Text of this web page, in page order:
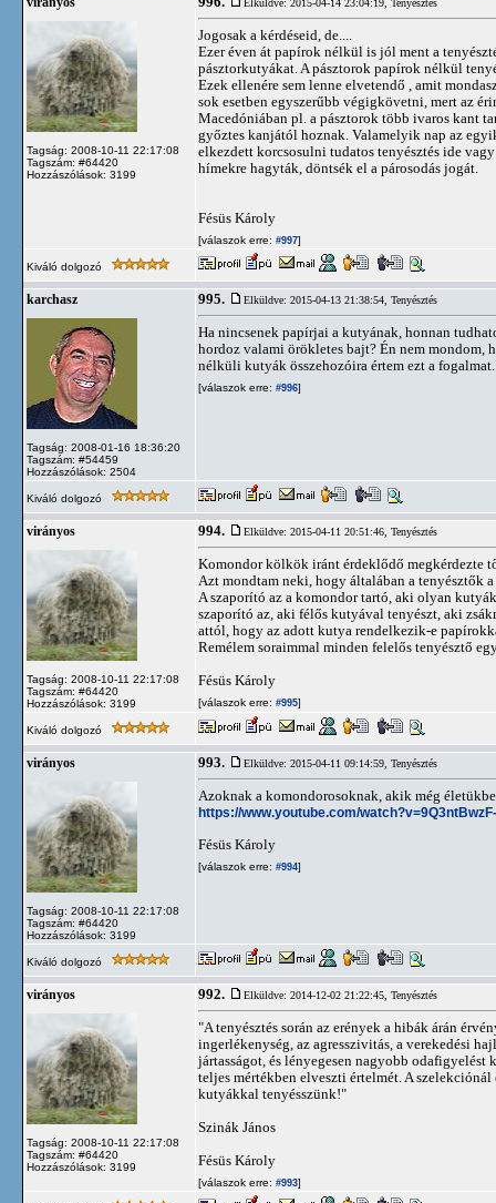
Tagság: 2008-10-11 22:17:08
Tagszám: #64420
Hozzászólások: 3199
Elküldve: 2015-04-14 23:04:19, Tenyésztés
Jogosak a kérdéseid, de....
Ezer éven át papírok nélkül is jól ment a
pásztorkutyákat. A pásztorok papírok nélkül
Ezek ellenére sem lenne elvetendő , amit
sok esetben egyszerűbb végigkövetni, mert az
Macedóniában pl. a pásztorok több ivaros kant
győztes kanjától hoznak. Valamelyik nap az
elkezdett korcsosulni tudatos tenyésztés ide
hímekre hagyták, döntsék el a párosodás jogát.
Fésüs Károly
[válaszok erre: #997]
Kiváló dolgozó
karchasz
Tagság: 2008-01-16 18:36:20
Tagszám: #54459
Hozzászólások: 2504
995. Elküldve: 2015-04-13 21:38:54, Tenyésztés
Ha nincsenek papírjai a kutyának, honnan
hordoz valami örökletes bajt? Én nem mondom,
nélküli kutyák összehozóira értem ezt a
[válaszok erre: #996]
Kiváló dolgozó
virányos
Tagság: 2008-10-11 22:17:08
Tagszám: #64420
Hozzászólások: 3199
994. Elküldve: 2015-04-11 20:51:46, Tenyésztés
Komondor kölkök iránt érdeklődő megkérdezte
Azt mondtam neki, hogy általában a tenyésztők
A szaporító az a komondor tartó, aki olyan
szaporító az, aki félős kutyával tenyészt, aki
attól, hogy az adott kutya rendelkezik-e
Remélem soraimmal minden felelős tenyésztő
Fésüs Károly
[válaszok erre: #995]
Kiváló dolgozó
virányos
Tagság: 2008-10-11 22:17:08
Tagszám: #64420
Hozzászólások: 3199
993. Elküldve: 2015-04-11 09:14:59, Tenyésztés
Azoknak a komondorosoknak, akik még
https://www.youtube.com/
Fésüs Károly
[válaszok erre: #994]
Kiváló dolgozó
virányos
Tagság: 2008-10-11 22:17:08
Tagszám: #64420
Hozzászólások: 3199
992. Elküldve: 2014-12-02 21:22:45, Tenyésztés
"A tenyésztés során az erények a hibák árán
ingerlékenység, az agresszivitás, a verekedési
jártasságot, és lényegesen nagyobb
teljes mértékben elveszti értelmét. A
kutyákkal tenyésszünk!"
Szinák János
Fésüs Károly
[válaszok erre: #993]